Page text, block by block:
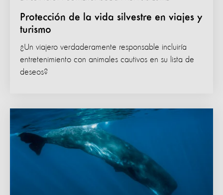
Protección de la vida silvestre en viajes y
turismo
¿Un viajero verdaderamente responsable incluiría
entretenimiento con animales cautivos en su lista de
deseos?